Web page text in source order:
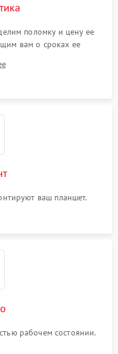
поломку и цену ее
вам о сроках ее
ваш планшет.
рабочем состоянии.